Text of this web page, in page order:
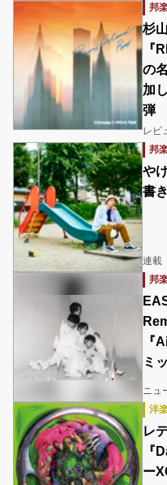
邦
杉
『
の
加
弾
レビ
邦
や
書
連載
邦
『
ミ
ニュ
洋
レ
『
ー